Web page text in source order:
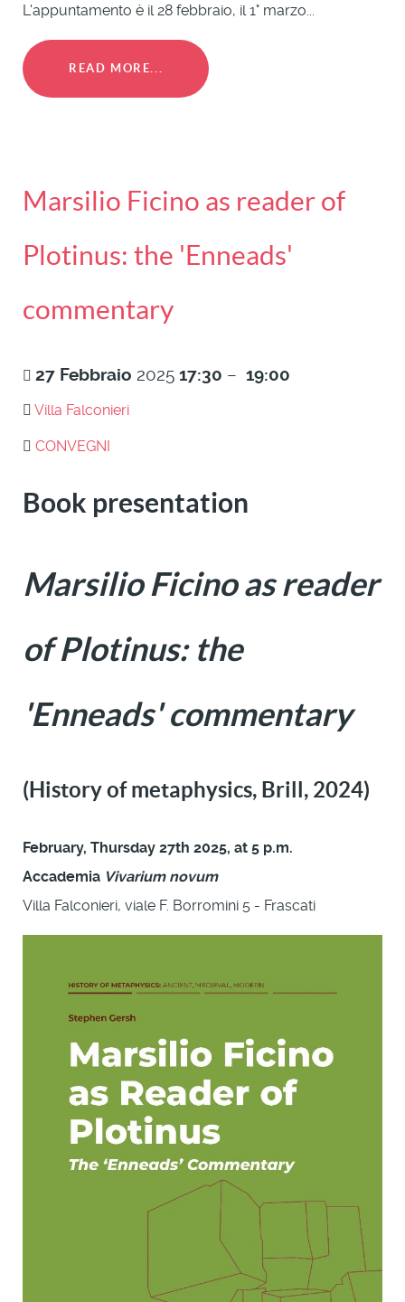
L'appuntamento è il 28 febbraio, il 1° marzo...
READ MORE...
Marsilio Ficino as reader of
Plotinus: the 'Enneads'
commentary
27 Febbraio 2025 17:30 – 19:00
Villa Falconieri
CONVEGNI
Book presentation
Marsilio Ficino as reader
of Plotinus: the
'Enneads' commentary
(History of metaphysics, Brill, 2024)
February, Thursday 27th 2025, at 5 p.m.
Accademia Vivarium novum
Villa Falconieri, viale F. Borromini 5 - Frascati